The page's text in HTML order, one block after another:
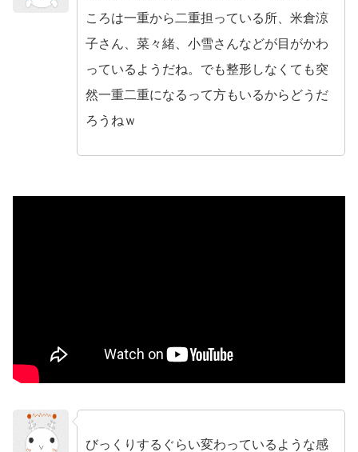
ころは一重から二重担っている所、米倉涼
子さん、菜々緒、小雪さんなどが目がかわ
っているようだね。でも整形しなくても突
然一重二重になるって方もいるからどうだ
ろうねｗ
びっくりするぐらい変わっているような感